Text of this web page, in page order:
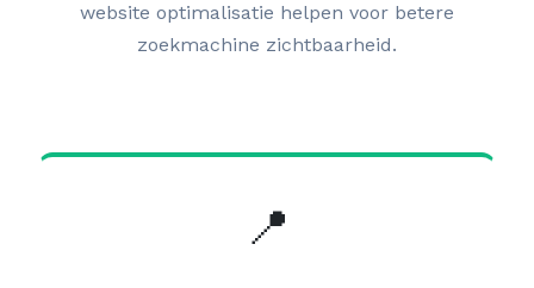
website optimalisatie helpen voor betere
zoekmachine zichtbaarheid.
📍